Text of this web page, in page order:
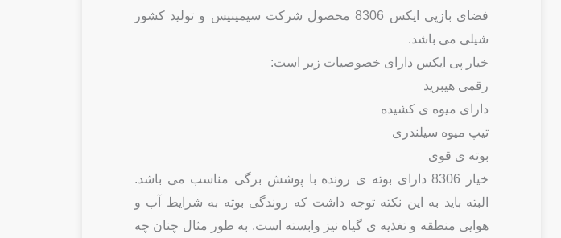
فضای بازپی ایکس 8306 محصول شرکت سیمینیس و تولید کشور
شیلی می باشد.
خیار پی ایکس دارای خصوصیات زیر است:
رقمی هیبرید
دارای میوه ی کشیده
تیپ میوه سیلندری
بوته ی قوی
خیار 8306 دارای بوته ی رونده با پوشش برگی مناسب می باشد.
البته باید به این نکته توجه داشت که روندگی بوته به شرایط آب و
هوایی منطقه و تغذیه ی گیاه نیز وابسته است. به طور مثال چنان چه